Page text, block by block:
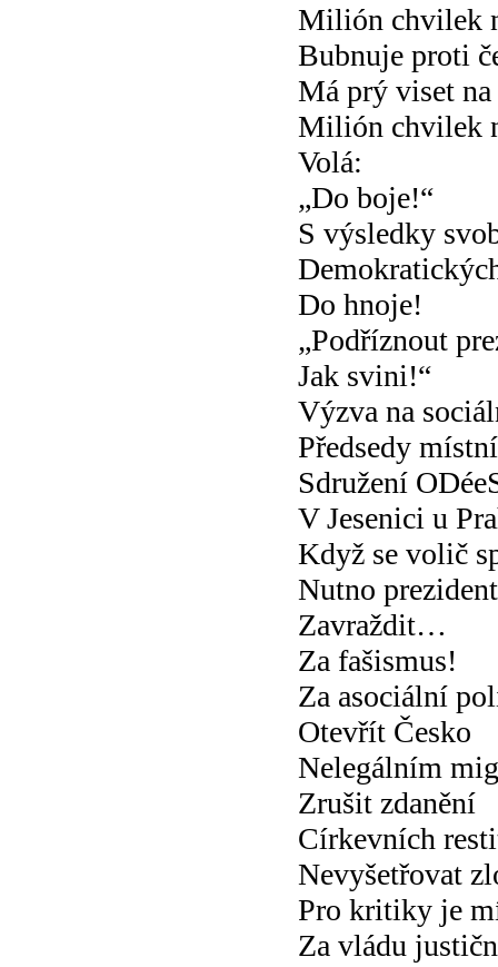
Milión chvilek
Bubnuje proti
Má prý viset na
Milión chvilek
Volá:
„Do boje!“
S výsledky
Do hnoje!
„Podříznout
Jak svini!“
Výzva na
Předsedy
Sdružení
V Jesenici u
Když se volič
Nutno
Zavraždit…
Za fašismus!
Za asociální
Otevřít Česko
Nelegálním
Zrušit zdanění
Církevních
Nevyšetřovat
Pro kritiky je
Za vládu